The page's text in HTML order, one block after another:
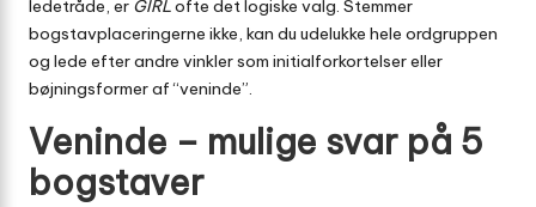
ledetråde, er GIRLofte det logiske valg. Stemmer
bogstavplaceringerne ikke, kan du udelukke hele ordgruppen
og lede efter andre vinkler som initialforkortelser eller
bøjningsformer af “veninde”.
Veninde – mulige svar på 5
bogstaver